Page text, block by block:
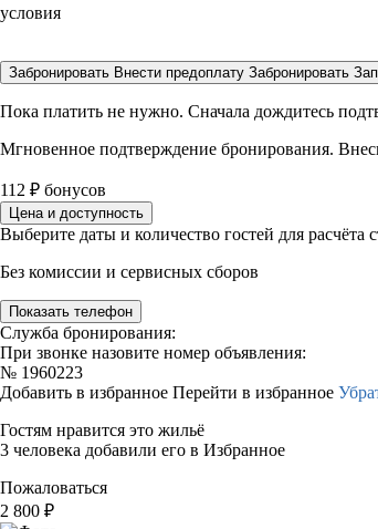
условия
Забронировать Внести предоплату Забронировать
Пока платить не нужно. Сначала дождитесь
Мгновенное подтверждение бронирования.
112 ₽ бонусов
Цена и доступность
Выберите даты и количество гостей для расчёта
Без комиссии и сервисных сборов
Показать телефон
Служба бронирования:
При звонке назовите номер объявления:
№ 1960223
Добавить в избранное Перейти в избранное
Гостям нравится это жильё
3 человека добавили его в Избранное
Пожаловаться
2 800 ₽